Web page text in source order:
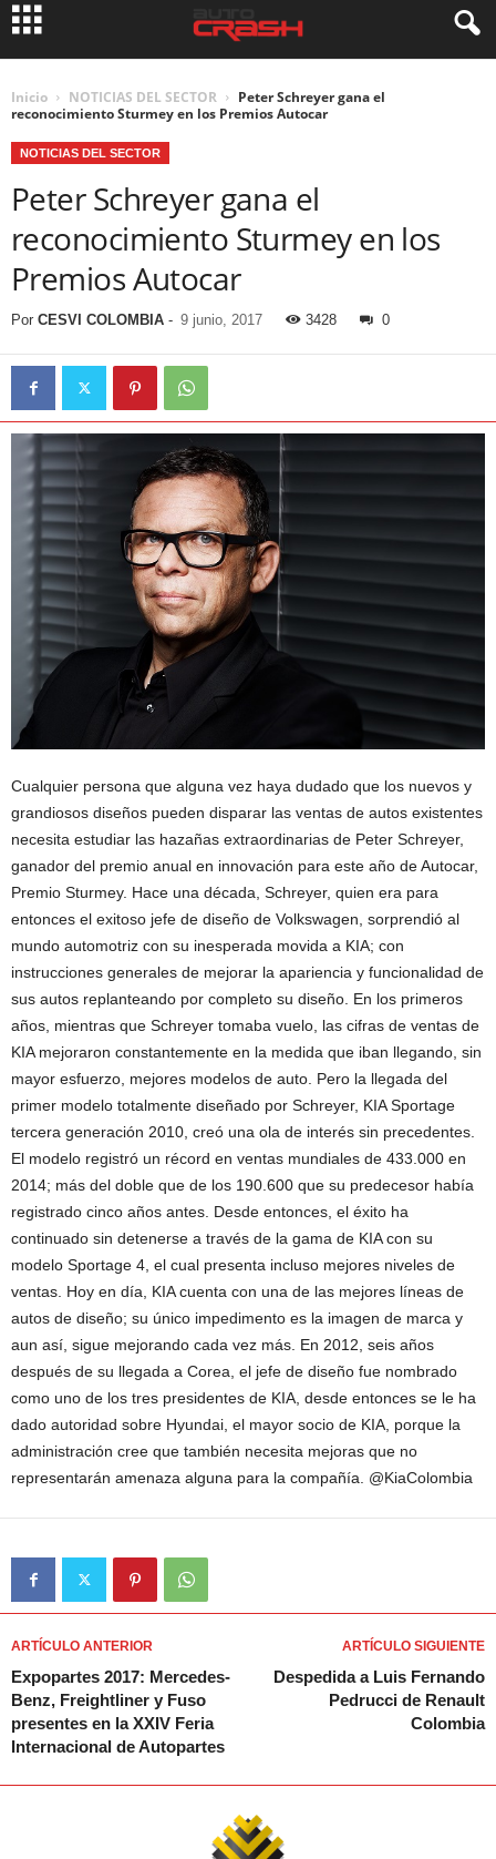
Inicio NOTICIAS DEL SECTOR
Peter Schreyer gana el
reconocimiento Sturmey en los Premios Autocar
NOTICIAS DEL SECTOR
Peter Schreyer gana el
reconocimiento Sturmey en los
Premios Autocar
Por CESVI COLOMBIA - 9 junio, 2017 3428 0
Cualquier persona que alguna vez haya dudado que los nuevos y
grandiosos diseños pueden disparar las ventas de autos existentes
necesita estudiar las hazañas extraordinarias de Peter Schreyer,
ganador del premio anual en innovación para este año de Autocar,
Premio Sturmey. Hace una década, Schreyer, quien era para
entonces el exitoso jefe de diseño de Volkswagen, sorprendió al
mundo automotriz con su inesperada movida a KIA; con
instrucciones generales de mejorar la apariencia y funcionalidad de
sus autos replanteando por completo su diseño. En los primeros
años, mientras que Schreyer tomaba vuelo, las cifras de ventas de
KIA mejoraron constantemente en la medida que iban llegando, sin
mayor esfuerzo, mejores modelos de auto. Pero la llegada del
primer modelo totalmente diseñado por Schreyer, KIA Sportage
tercera generación 2010, creó una ola de interés sin precedentes.
El modelo registró un récord en ventas mundiales de 433.000 en
2014; más del doble que de los 190.600 que su predecesor había
registrado cinco años antes. Desde entonces, el éxito ha
continuado sin detenerse a través de la gama de KIA con su
modelo Sportage 4, el cual presenta incluso mejores niveles de
ventas. Hoy en día, KIA cuenta con una de las mejores líneas de
autos de diseño; su único impedimento es la imagen de marca y
aun así, sigue mejorando cada vez más. En 2012, seis años
después de su llegada a Corea, el jefe de diseño fue nombrado
como uno de los tres presidentes de KIA, desde entonces se le ha
dado autoridad sobre Hyundai, el mayor socio de KIA, porque la
administración cree que también necesita mejoras que no
representarán amenaza alguna para la compañía. @KiaColombia
ARTÍCULO ANTERIOR
Expopartes 2017: Mercedes-
Benz, Freightliner y Fuso
presentes en la XXIV Feria
Internacional de Autopartes
ARTÍCULO SIGUIENTE
Despedida a Luis Fernando
Pedrucci de Renault
Colombia